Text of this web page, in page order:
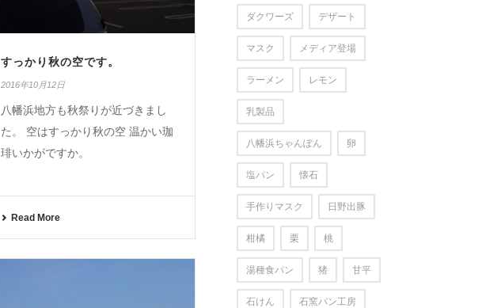
すっかり秋の空です。
2016年10月12日
八幡浜地方も秋祭りが近づきまし
た。 空はすっかり秋の空 温かい珈
琲いかがですか。
Read More
ダクワーズ デザート
マスク メディア登場
ラーメン レモン
乳製品
八幡浜ちゃんぽん 卵
塩パン 懐石
手作りマスク 日野出豚
柑橘 栗 桃
湯種食パン 猪 甘平
石けん 石窯パン工房